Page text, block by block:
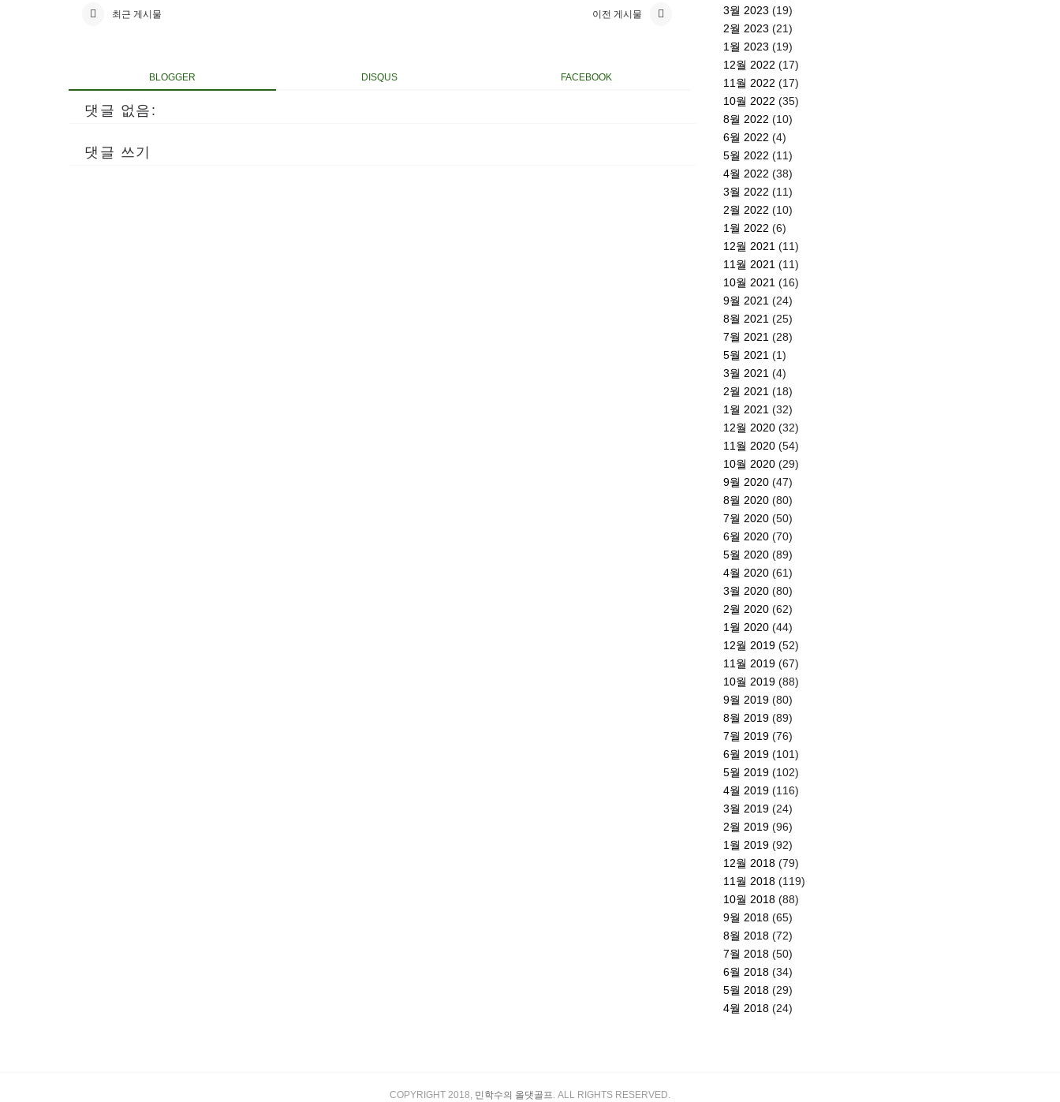
최근 게시물 이전 게시물
BLOGGER DISQUS FACEBOOK
댓글 없음:
댓글 쓰기
3월 2023 (19)
2월 2023 (21)
1월 2023 (19)
12월 2022 (17)
11월 2022 (17)
10월 2022 (35)
8월 2022 (10)
6월 2022 (4)
5월 2022 (11)
4월 2022 (38)
3월 2022 (11)
2월 2022 (10)
1월 2022 (6)
12월 2021 (11)
11월 2021 (11)
10월 2021 (16)
9월 2021 (24)
8월 2021 (25)
7월 2021 (28)
5월 2021 (1)
3월 2021 (4)
2월 2021 (18)
1월 2021 (32)
12월 2020 (32)
11월 2020 (54)
10월 2020 (29)
9월 2020 (47)
8월 2020 (80)
7월 2020 (50)
6월 2020 (70)
5월 2020 (89)
4월 2020 (61)
3월 2020 (80)
2월 2020 (62)
1월 2020 (44)
12월 2019 (52)
11월 2019 (67)
10월 2019 (88)
9월 2019 (80)
8월 2019 (89)
7월 2019 (76)
6월 2019 (101)
5월 2019 (102)
4월 2019 (116)
3월 2019 (24)
2월 2019 (96)
1월 2019 (92)
12월 2018 (79)
11월 2018 (119)
10월 2018 (88)
9월 2018 (65)
8월 2018 (72)
7월 2018 (50)
6월 2018 (34)
5월 2018 (29)
4월 2018 (24)
COPYRIGHT 2018, 민학수의 올댓골프. ALL RIGHTS RESERVED.